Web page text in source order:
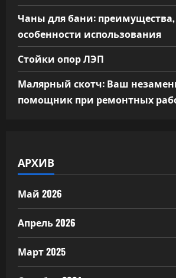
Чаны для бани:
особенности использования
Стойки опор ЛЭП
Малярный скотч: Ваш
помощник при ремонтных
АРХИВ
Май 2026
Апрель 2026
Март 2025